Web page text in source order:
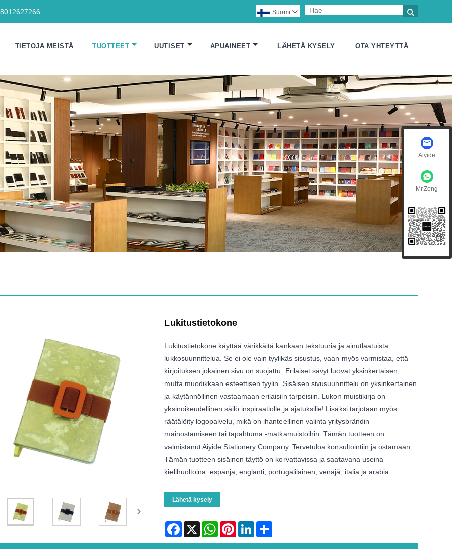

Suomi 
TIETOJA MEISTÄ TUOTTEET UUTISET APUAINEET LÄHETÄ KYSELY OTA YHTEYTTÄ
Lukitustietokone
Lukitustietokone käyttää värikkäitä kankaan tekstuuria ja ainutlaatuista
lukkosuunnittelua. Se ei ole vain tyylikäs sisustus, vaan myös varmistaa, että
kirjoituksen jokainen sivu on suojattu. Erilaiset sävyt luovat yksinkertaisen,
mutta muodikkaan esteettisen tyylin. Sisäisen sivusuunnittelu on yksinkertainen
ja käytännöllinen vastaamaan erilaisiin tarpeisiin. Lukon muistikirja on
yksinoikeudellinen säilö inspiraatiolle ja ajatuksille! Lisäksi tarjotaan myös
räätälöity logopalvelu, mikä on ihanteellinen valinta yritysbrändin
mainostamiseen tai tapahtuma -matkamuistoihin. Tämän tuotteen on
valmistanut Aiyide Stationery Company. Tervetuloa konsultointiin ja ostamaan.
Tämän tuotteen sisäinen täyttö on korvattavissa ja saatavana useina
kielihuoltoina: espanja, englanti, portugalilainen, venäjä, italia ja arabia.
Lähetä kysely
Facebook
X WhatsAppPinterestLinkedInShare
Aiyide
Mr.Zong